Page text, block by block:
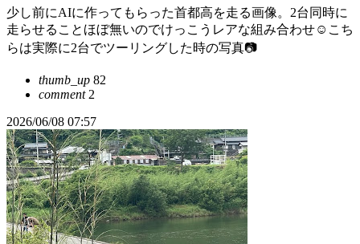
少し前にAIに作ってもらった首都高を走る画像。2台同時に
走らせることほぼ無いのでけっこうレアな組み合わせ☺️こち
らは実際に2台でツーリングした時の写真📷
thumb_up 82
comment2
2026/06/08 07:57